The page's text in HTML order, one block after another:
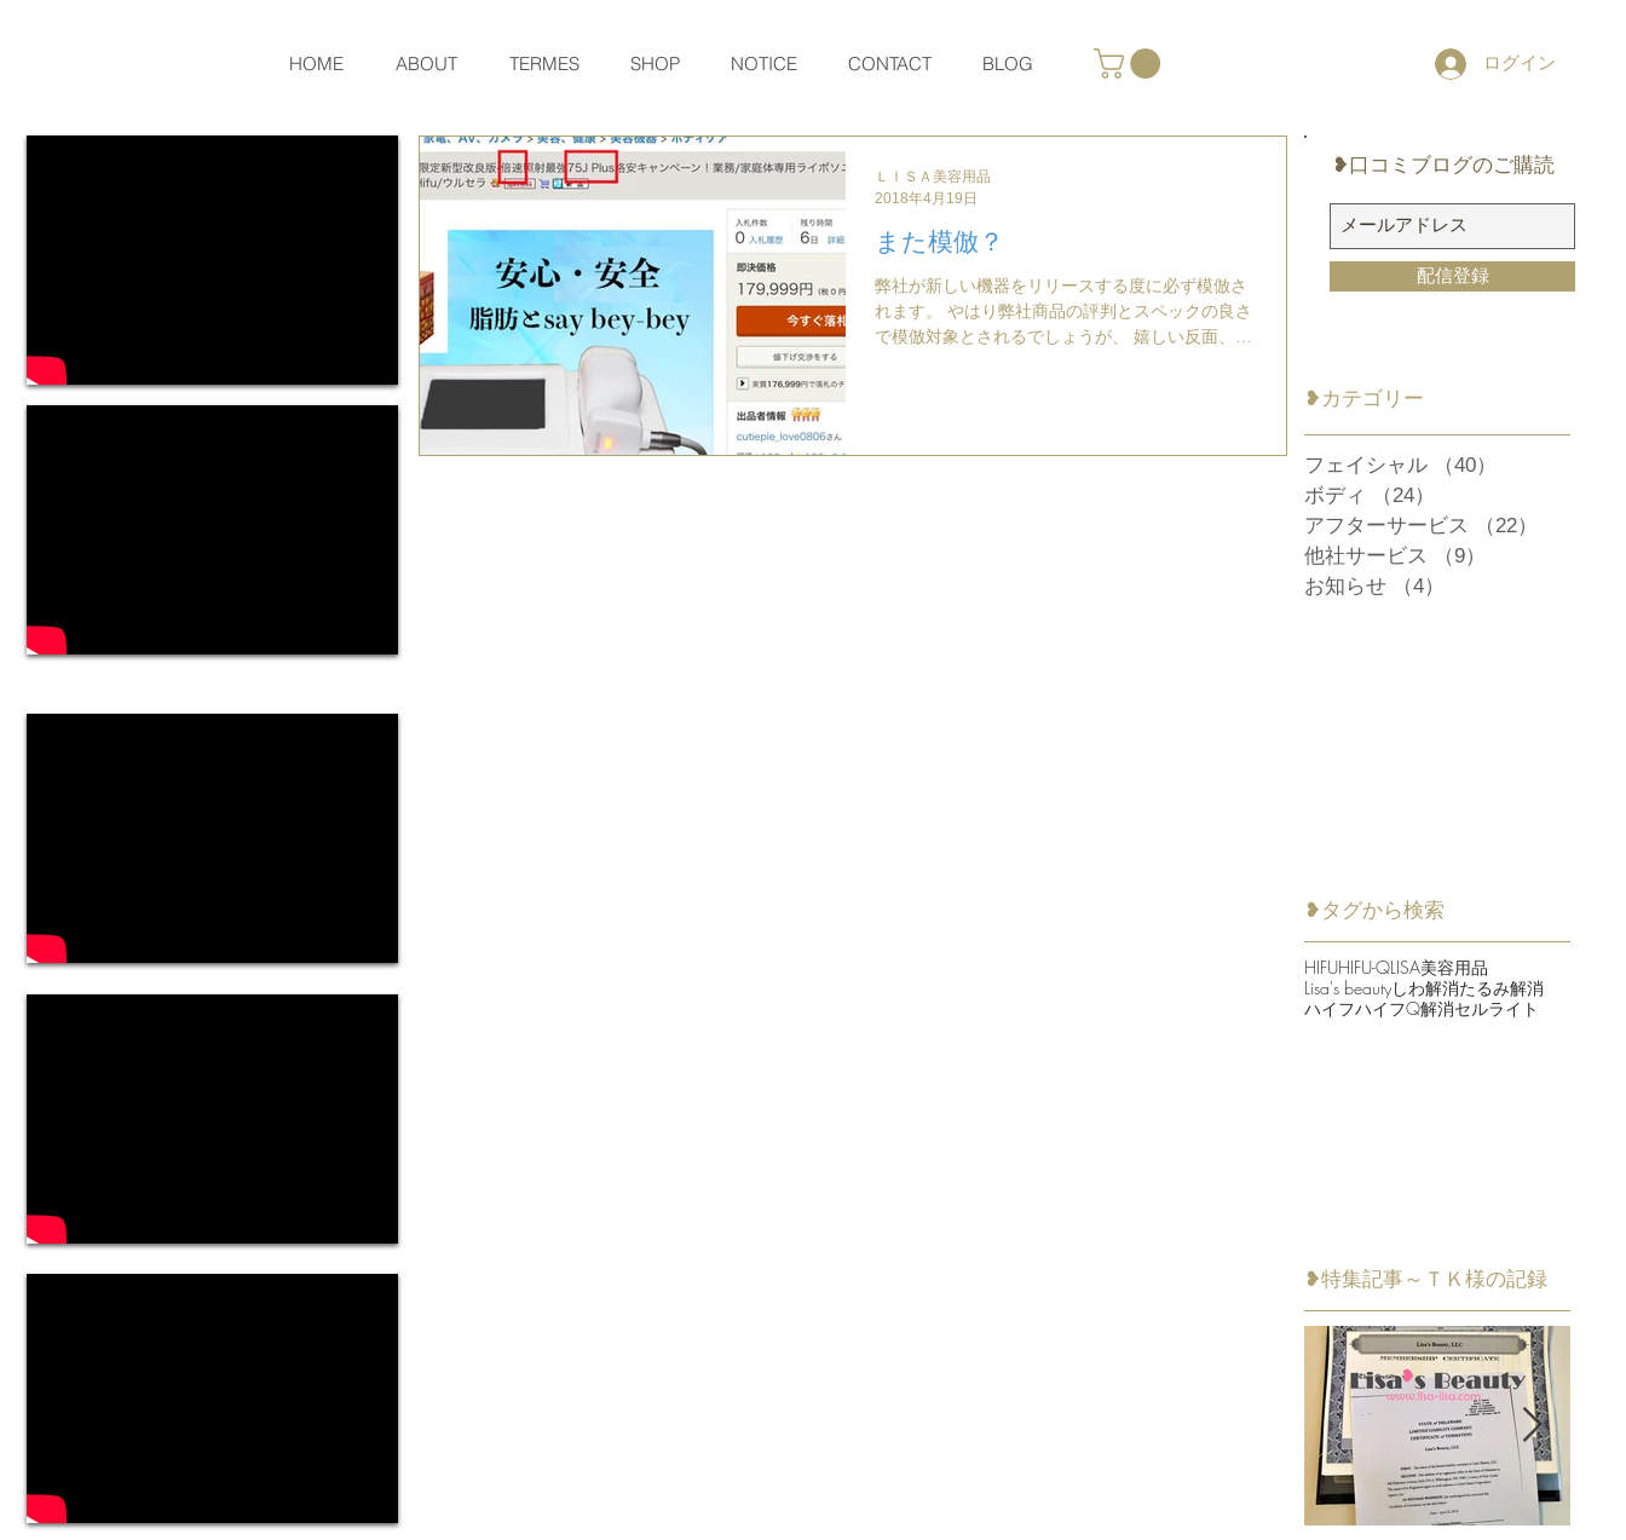
HOME ABOUT TERMES SHOP NOTICE CONTACT BLOG ログイン
また模倣？
弊社が新しい機器をリリースする度に必ず模倣さ
れます。 やはり弊社商品の評判とスペックの良さ
で模倣対象とされるでしょうが、 嬉しい反面、被
ＬＩＳＡ美容用品
2018年4月19日
❥口コミブログのご購読
配信登録
​❥カテゴリー
フェイシャル （40）
ボディ
（24）
アフターサービス
（22）
他社サービス
（9）
お知らせ
（4）
❥タグから検索
HIFUHIFU-QLISA美容用品
Lisa's beautyしわ解消たるみ解消
ハイフハイフQ解消セルライト
❥特集記事～ＴＫ様の記録